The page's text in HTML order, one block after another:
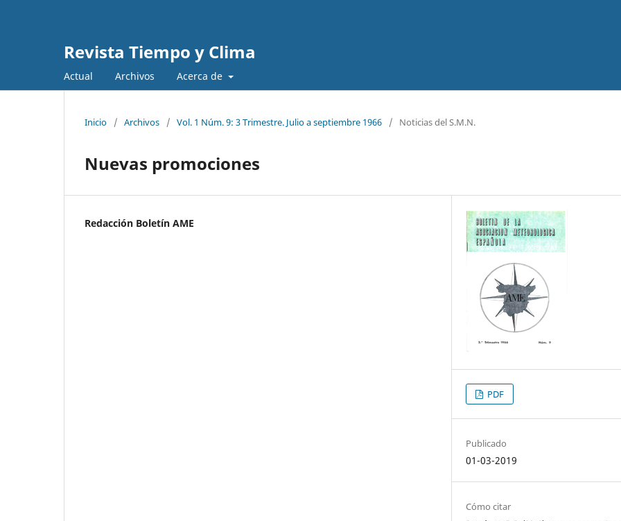
Revista Tiempo y Clima
Actual Archivos Acerca de
Inicio / Archivos / Vol. 1 Núm. 9: 3 Trimestre. Julio a septiembre 1966 / Noticias del S.M.N.
Nuevas promociones
Redacción Boletín AME
PDF
Publicado
01-03-2019
Cómo citar